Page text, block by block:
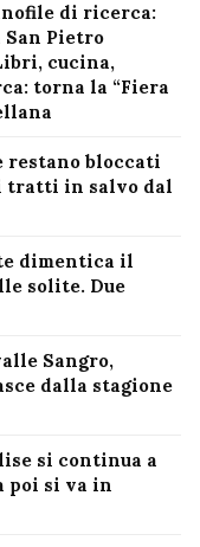
di ricerca:
San Pietro
cucina,
torna la “Fiera
restano bloccati
tratti in salvo dal
dimentica il
solite. Due
Sangro,
dalla stagione
si continua a
poi si va in